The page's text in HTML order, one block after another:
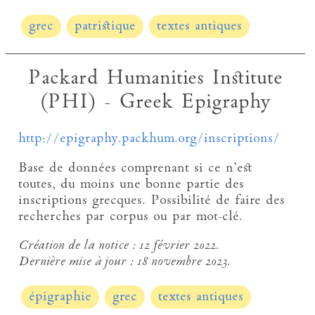
grec patristique textes antiques
Packard Humanities Institute
(PHI) - Greek Epigraphy
http://epigraphy.packhum.org/inscriptions/
Base de données comprenant si ce n’est
toutes, du moins une bonne partie des
inscriptions grecques. Possibilité de faire des
recherches par corpus ou par mot-clé.
Création de la notice :12 février 2022.
Dernière mise à jour :18 novembre 2023.
épigraphie grec textes antiques